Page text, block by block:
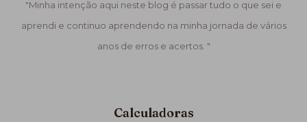
"Minha intenção aqui neste blog é passar tudo o que sei e
aprendi e continuo aprendendo na minha jornada de vários
anos de erros e acertos. "
Calculadoras